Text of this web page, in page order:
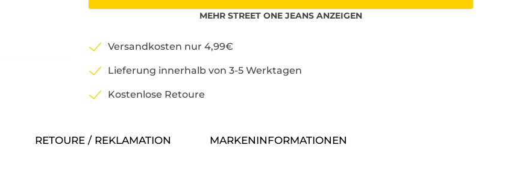
MEHR STREET ONE JEANSANZEIGEN
Versandkosten nur 4,99€
Lieferung innerhalb von 3-5 Werktagen
Kostenlose Retoure
RETOURE / REKLAMATION MARKENINFORMATIONEN